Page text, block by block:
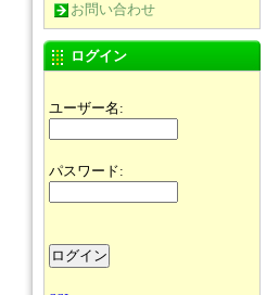
お問い合わせ
ログイン
ユーザー名:
パスワード: